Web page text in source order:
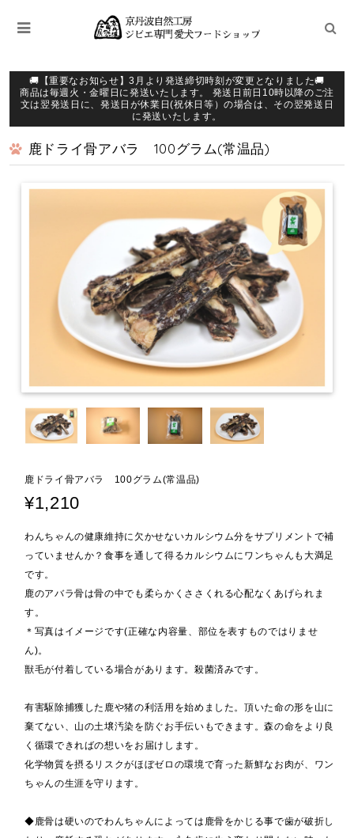
🚚【重要なお知らせ】3月より発送締切時刻が変更となりました🚚
商品は毎週火・金曜日に発送いたします。 発送日前日10時以降のご注
文は翌発送日に、発送日が休業日(祝休日等）の場合は、その翌発送日
に発送いたします。
鹿ドライ骨アバラ 100グラム(常温品)
鹿ドライ骨アバラ 100グラム(常温品)
¥1,210
わんちゃんの健康維持に欠かせないカルシウム分をサプリメントで補
っていませんか？食事を通して得るカルシウムにワンちゃんも大満足
です。
鹿のアバラ骨は骨の中でも柔らかくささくれる心配なくあげられま
す。
＊写真はイメージです(正確な内容量、部位を表すものではりませ
ん)。
獣毛が付着している場合があります。殺菌済みです。
有害駆除捕獲した鹿や猪の利活用を始めました。頂いた命の形を山に
棄てない、山の土壌汚染を防ぐお手伝いもできます。森の命をより良
く循環できればの想いをお届けします。
化学物質を摂るリスクがほぼゼロの環境で育った新鮮なお肉が、ワン
ちゃんの生涯を守ります。
◆鹿骨は硬いのでわんちゃんによっては鹿骨をかじる事で歯が破折し